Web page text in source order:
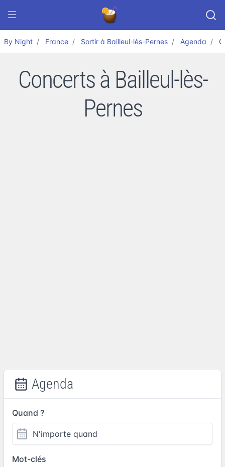
By Night France Sortir à Bailleul-lès-Pernes Agenda
Concerts à Bailleul-lès-
Pernes
Agenda
Quand ?
Mot-clés